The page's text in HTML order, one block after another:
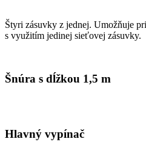
Štyri zásuvky z jednej. Umožňuje
s využitím jedinej sieťovej zásuvky.
Šnúra s dĺžkou 1,5 m
Hlavný vypínač